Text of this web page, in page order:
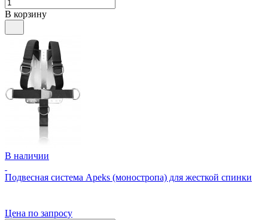
В корзину
В наличии
Подвесная система Apeks (моностропа) для жесткой спинки
Цена по запросу